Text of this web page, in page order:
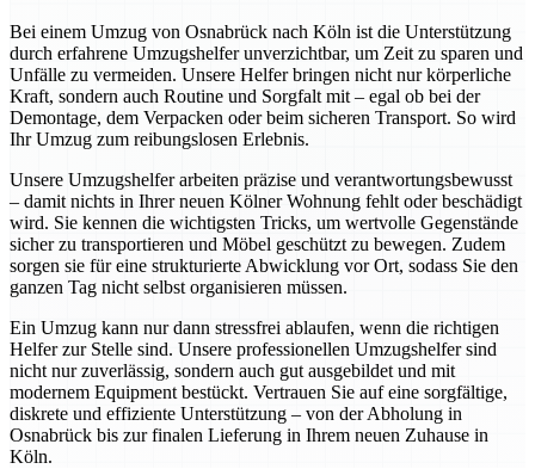
Bei einem Umzug von Osnabrück nach Köln ist die Unterstützung
durch erfahrene Umzugshelfer unverzichtbar, um Zeit zu sparen und
Unfälle zu vermeiden. Unsere Helfer bringen nicht nur körperliche
Kraft, sondern auch Routine und Sorgfalt mit – egal ob bei der
Demontage, dem Verpacken oder beim sicheren Transport. So wird
Ihr Umzug zum reibungslosen Erlebnis.
Unsere Umzugshelfer arbeiten präzise und verantwortungsbewusst
– damit nichts in Ihrer neuen Kölner Wohnung fehlt oder beschädigt
wird. Sie kennen die wichtigsten Tricks, um wertvolle Gegenstände
sicher zu transportieren und Möbel geschützt zu bewegen. Zudem
sorgen sie für eine strukturierte Abwicklung vor Ort, sodass Sie den
ganzen Tag nicht selbst organisieren müssen.
Ein Umzug kann nur dann stressfrei ablaufen, wenn die richtigen
Helfer zur Stelle sind. Unsere professionellen Umzugshelfer sind
nicht nur zuverlässig, sondern auch gut ausgebildet und mit
modernem Equipment bestückt. Vertrauen Sie auf eine sorgfältige,
diskrete und effiziente Unterstützung – von der Abholung in
Osnabrück bis zur finalen Lieferung in Ihrem neuen Zuhause in
Köln.